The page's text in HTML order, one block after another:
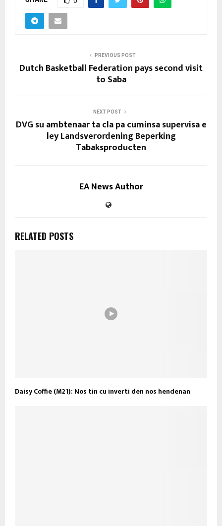
PREVIOUS POST
Dutch Basketball Federation pays second visit
to Saba
NEXT POST
DVG su ambtenaar ta cla pa cuminsa supervisa e
ley Landsverordening Beperking
Tabaksproducten
EA News Author
RELATED POSTS
Daisy Coffie (M21): Nos tin cu inverti den nos hendenan